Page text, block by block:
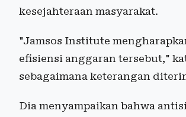
kesejahteraan masyarakat.
"Jamsos Institute
efisiensi anggaran tersebut,"
sebagaimana keterangan
Dia menyampaikan bahwa